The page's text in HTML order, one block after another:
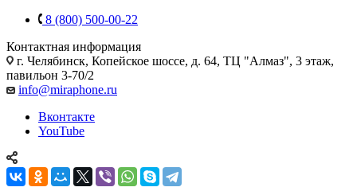
8 (800) 500-00-22
Контактная информация
г. Челябинск, Копейское шоссе, д. 64, ТЦ "Алмаз", 3 этаж,
павильон 3-70/2
info@miraphone.ru
Вконтакте
YouTube